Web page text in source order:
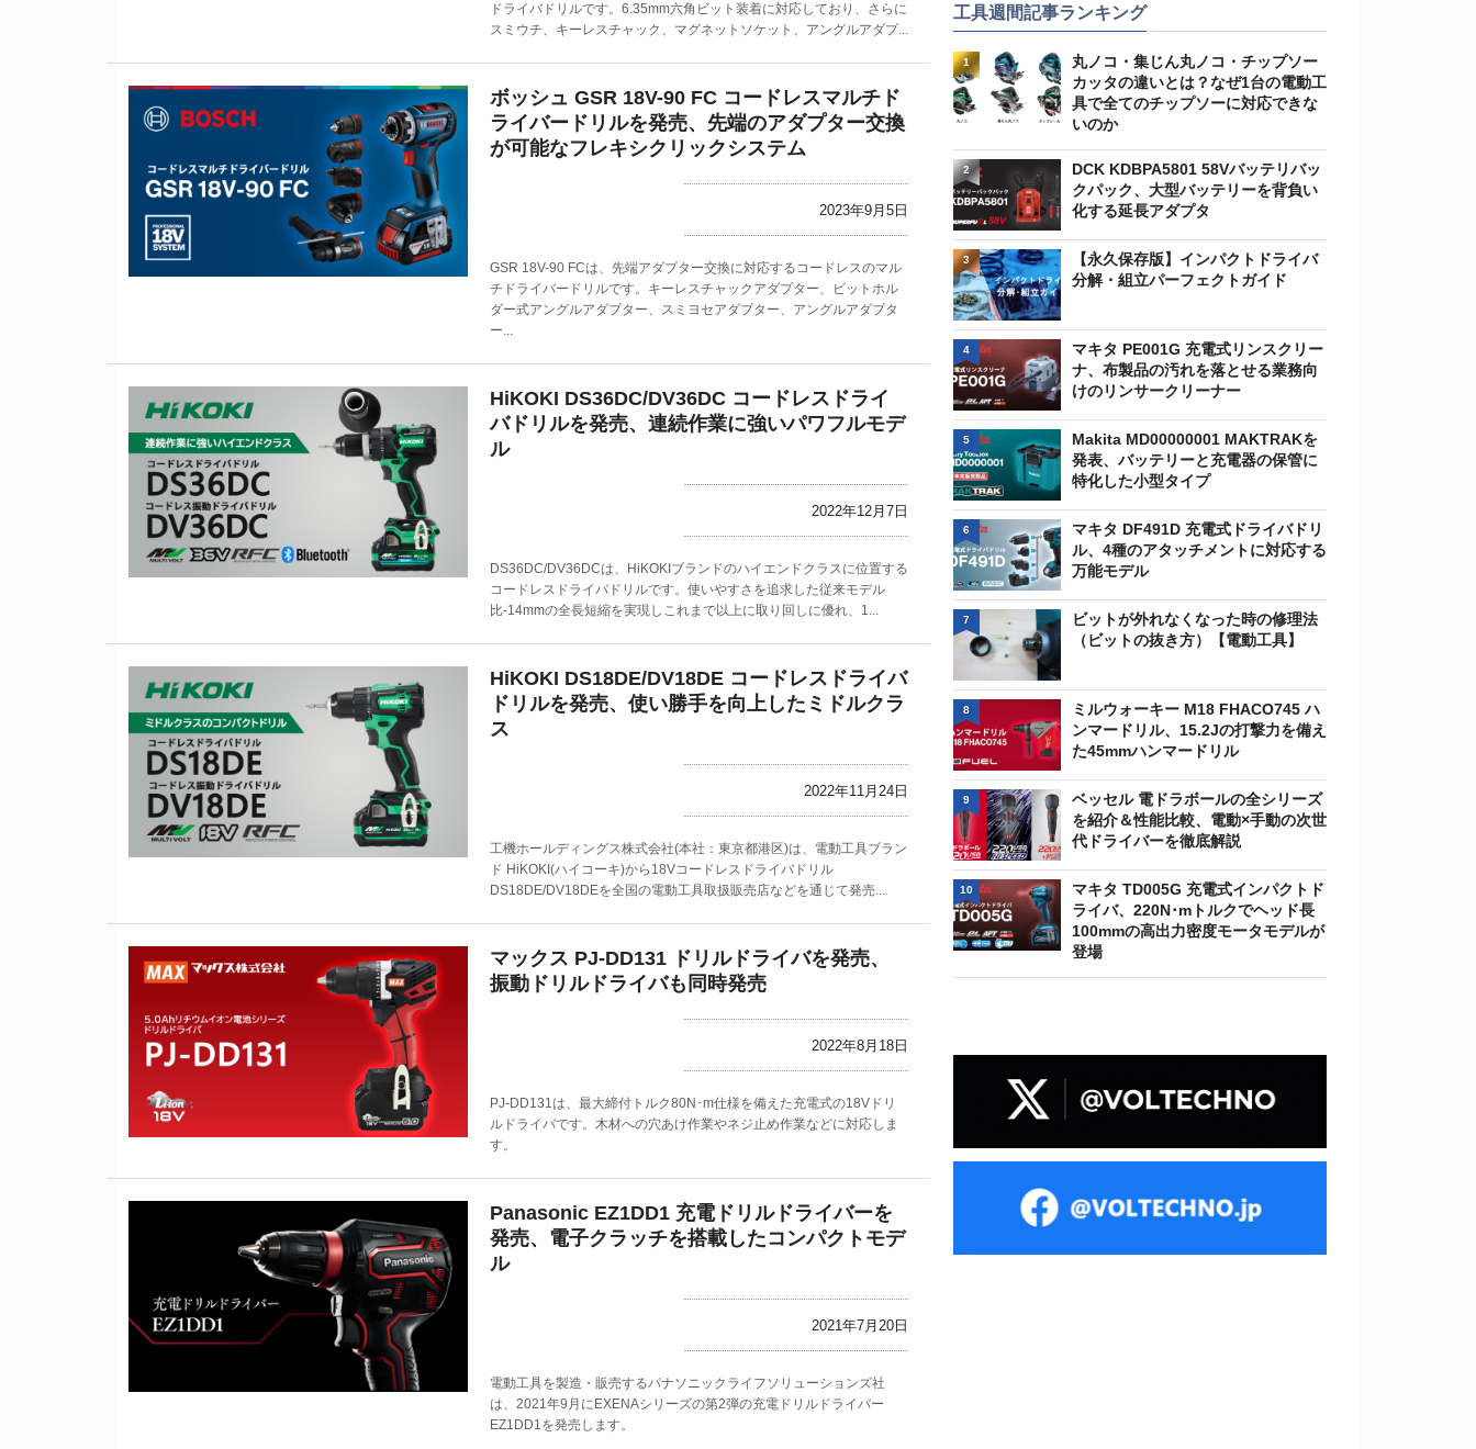
ドライバドリルです。6.35mm六角ビット装着に対応しており、さらに
スミウチ、キーレスチャック、マグネットソケット、アングルアダプ...
ボッシュ GSR 18V-90 FC コードレスマルチド
ライバードリルを発売、先端のアダプター交換
が可能なフレキシクリックシステム
2023年9月5日
GSR 18V-90 FCは、先端アダプター交換に対応するコードレスのマル
チドライバードリルです。キーレスチャックアダプター、ビットホル
ダー式アングルアダプター、スミヨセアダプター、アングルアダプタ
ー...
HiKOKI DS36DC/DV36DC コードレスドライ
バドリルを発売、連続作業に強いパワフルモデ
ル
2022年12月7日
DS36DC/DV36DCは、HiKOKIブランドのハイエンドクラスに位置する
コードレスドライバドリルです。使いやすさを追求した従来モデル
比-14mmの全長短縮を実現しこれまで以上に取り回しに優れ、1...
HiKOKI DS18DE/DV18DE コードレスドライバ
ドリルを発売、使い勝手を向上したミドルクラ
ス
2022年11月24日
工機ホールディングス株式会社(本社：東京都港区)は、電動工具ブラン
ド HiKOKI(ハイコーキ)から18Vコードレスドライバドリル
DS18DE/DV18DEを全国の電動工具取扱販売店などを通じて発売...
マックス PJ-DD131 ドリルドライバを発売、
振動ドリルドライバも同時発売
2022年8月18日
PJ-DD131は、最大締付トルク80N･m仕様を備えた充電式の18Vドリ
ルドライバです。木材への穴あけ作業やネジ止め作業などに対応しま
す。
Panasonic EZ1DD1 充電ドリルドライバーを
発売、電子クラッチを搭載したコンパクトモデ
ル
2021年7月20日
電動工具を製造・販売するパナソニックライフソリューションズ社
は、2021年9月にEXENAシリーズの第2弾の充電ドリルドライバー
EZ1DD1を発売します。
工具週間記事ランキング
丸ノコ・集じん丸ノコ・チップソー
カッタの違いとは？なぜ1台の電動工
具で全てのチップソーに対応できな
いのか
1
DCK KDBPA5801 58Vバッテリバッ
クパック、大型バッテリーを背負い
化する延長アダプタ
2
【永久保存版】インパクトドライバ
分解・組立パーフェクトガイド
3
マキタ PE001G 充電式リンスクリー
ナ、布製品の汚れを落とせる業務向
けのリンサークリーナー
4
Makita MD00000001 MAKTRAKを
発表、バッテリーと充電器の保管に
特化した小型タイプ
5
マキタ DF491D 充電式ドライバドリ
ル、4種のアタッチメントに対応する
万能モデル
6
ビットが外れなくなった時の修理法
（ビットの抜き方）【電動工具】
7
ミルウォーキー M18 FHACO745 ハ
ンマードリル、15.2Jの打撃力を備え
た45mmハンマードリル
8
ベッセル 電ドラボールの全シリーズ
を紹介＆性能比較、電動×手動の次世
代ドライバーを徹底解説
9
マキタ TD005G 充電式インパクトド
ライバ、220N･mトルクでヘッド長
100mmの高出力密度モータモデルが
登場
10